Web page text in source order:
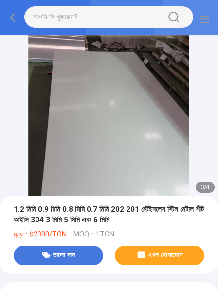
3/4
1.2 মিমি 0.9 মিমি 0.8 মিমি 0.7 মিমি 202 201 স্টেইনলেস স্টিল মেটাল শীট
আইসি 304 3 মিমি 5 মিমি এবং 6 মিমি
মূল্য：$2300/TON MOQ：1TON
ভালো দাম এখন যোগাযোগ